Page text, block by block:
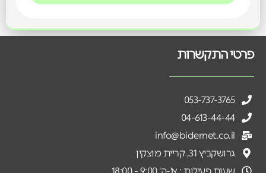
פרטי התקשרות
053-737-3765
04-613-44-44
info@bidernet.co.il
גרושקביץ 31, קריית מוצקין